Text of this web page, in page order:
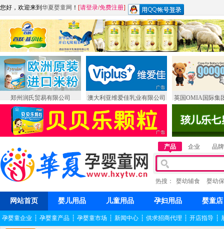
您好，欢迎来到 华夏婴童网 ！ [请登录/免费注册]
郑州润氏贸易有限公司 澳大利亚维爱佳乳业有限公司 英国OMIA国际集
产品 企业 品牌
热搜： 婴幼辅食 婴幼
网站首页 婴儿用品 儿童用品 孕妇用品 婴童店
孕婴童企业 ┆ 孕婴童产品 ┆ 孕婴童市场 ┆ 新闻中心 ┆ 供求招商代理 ┆ 开店指导 ┆